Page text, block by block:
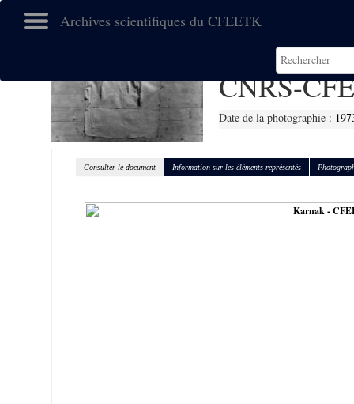
Archives scientifiques du CFEETK
CNRS-
Date de la photographie :
Consulter le document Information sur les éléments représentés